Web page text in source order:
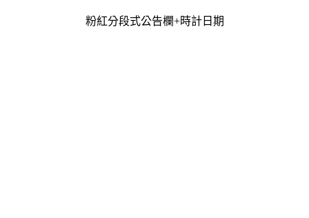
粉紅分段式公告欄+時計日期